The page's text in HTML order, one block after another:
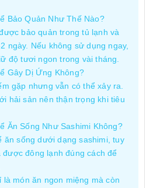
Bảo Quản Như Thế Nào?
bảo quản trong tủ lạnh và
ngày. Nếu không sử dụng ngay,
độ tươi ngon trong vài tháng.
Gây Dị Ứng Không?
gặp nhưng vẫn có thể xảy ra.
hải sản nên thận trọng khi tiêu
Ăn Sống Như Sashimi Không?
ăn sống dưới dạng sashimi, tuy
được đông lạnh đúng cách để
là món ăn ngon miệng mà còn